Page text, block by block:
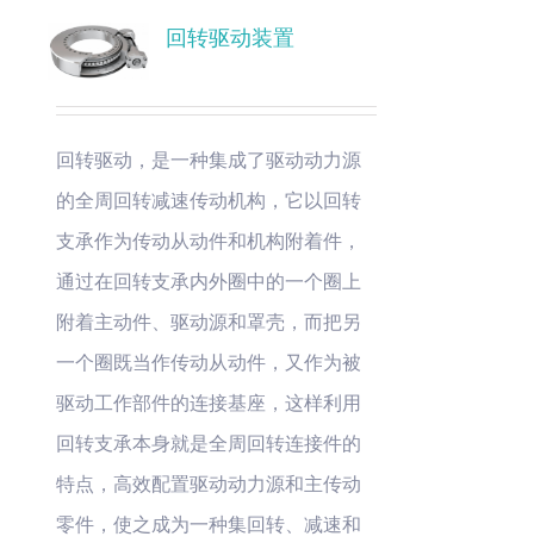
回转驱动装置
回转驱动，是一种集成了驱动动力源
的全周回转减速传动机构，它以回转
支承作为传动从动件和机构附着件，
通过在回转支承内外圈中的一个圈上
附着主动件、驱动源和罩壳，而把另
一个圈既当作传动从动件，又作为被
驱动工作部件的连接基座，这样利用
回转支承本身就是全周回转连接件的
特点，高效配置驱动动力源和主传动
零件，使之成为一种集回转、减速和